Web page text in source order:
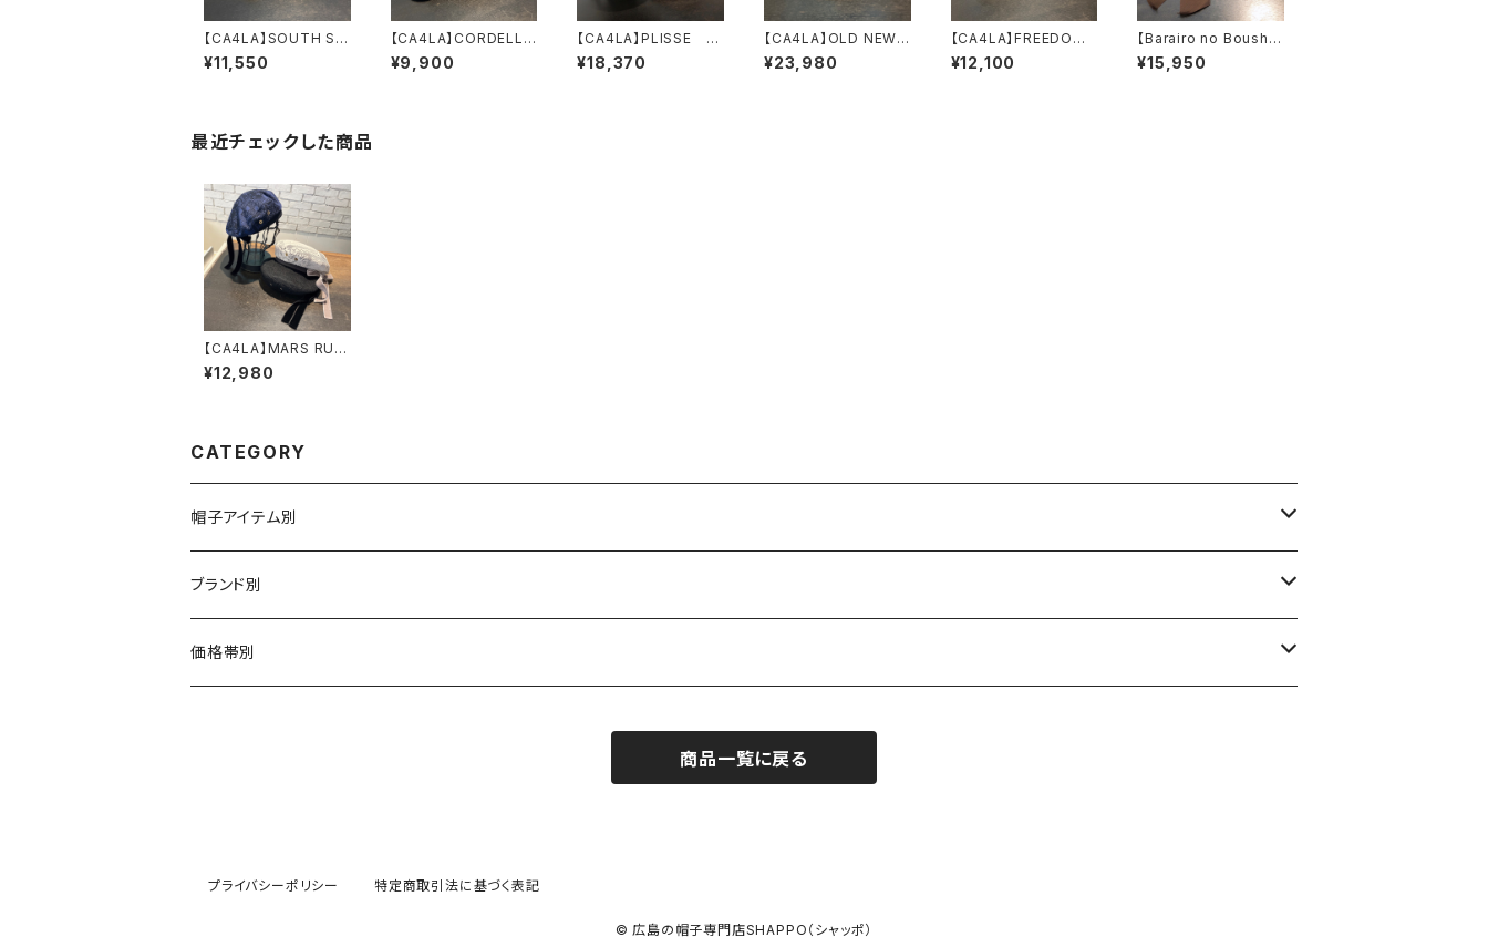
【CA4LA】SOUTH SO
UNDS8 ハット
ZKN02585
¥11,550
【CA4LA】CORDELL
C19 キャスケッ
ト ZKN02701
¥9,900
【CA4LA】PLISSE
ハット TKU001
19
¥18,370
【CA4LA】OLD NEW
6 ハット D
OU02097
¥23,980
【CA4LA】FREEDOM
JOURNEY REPL 2
キャスケット
¥12,100
【Barairo no Boushi】
キャンディベレー
¥15,950
最近チェックした商品
【CA4LA】MARS RUB
AN 9 ベレー
SHK01258
¥12,980
CATEGORY
帽子アイテム別
ハット
布帛（布・ニット・レザー等）
キャスケット
ブランド別
CA4LA / カシラ
価格帯別
商品一覧に戻る
プライバシーポリシー 特定商取引法に基づく表記
© 広島の帽子専門店SHAPPO（シャッポ）